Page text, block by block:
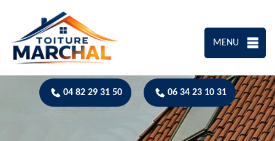
MENU
04 82 29 31 50 06 34 23 10 31